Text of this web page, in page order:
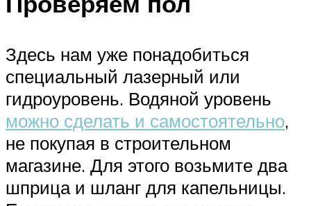
Здесь нам уже понадобиться
специальный лазерный или
гидроуровень. Водяной уровень
можно сделать и самостоятельно,
не покупая в строительном
магазине. Для этого возьмите два
шприца и шланг для капельницы.